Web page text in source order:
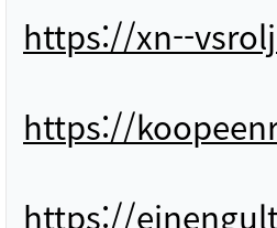
https://xn--
https://
https://